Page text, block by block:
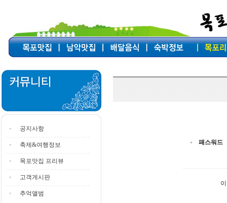
공지사항
축제&여행정보
목포맛집 프리뷰
고객게시판
추억앨범
패스워드